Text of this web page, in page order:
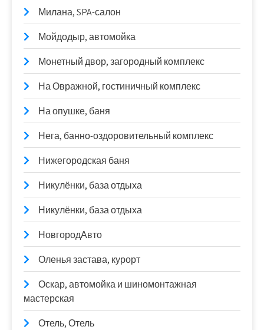
Милана, SPA-салон
Мойдодыр, автомойка
Монетный двор, загородный комплекс
На Овражной, гостиничный комплекс
На опушке, баня
Нега, банно-оздоровительный комплекс
Нижегородская баня
Никулёнки, база отдыха
Никулёнки, база отдыха
НовгородАвто
Оленья застава, курорт
Оскар, автомойка и шиномонтажная
мастерская
Отель, Отель